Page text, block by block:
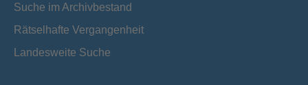
Suche im Archivbestand
Rätselhafte Vergangenheit
Landesweite Suche